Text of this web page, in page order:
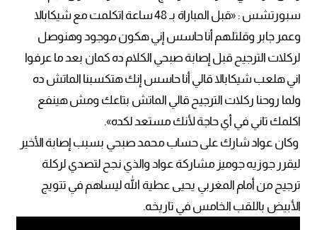
سبورتشس : «قبل المباراة بـ 48 ساعة اتكلمت مع شيكابالا
وعمر جابر وقلتلهم أنا حاسس إني هكون موجود وهنوصل
لركلات الترجيح قبل إصابة صبحي الكلام ده كمان بعد ما عرفوا
اني هلعب شيكابالا قالي أنا حاسس إنك هتكسبنا الماتش ده
ولما روحنا ركلات الترجيح قالي الماتش بتاعك ومش هينفع
اكلمك تاني في أي حاجة لأنك مستعد لكده».
وكان عواد شارك على حساب محمد صبحي بسبب إصابة الأخير
ليقرر جوزيه جوميز مشاركة عواد والذي نجح لتصدي لركلة
ترجيح من أمام المغربي يحيى عطية الله ليساهم في تتويج
الأبيض باللقب الخامس في تاريخه.